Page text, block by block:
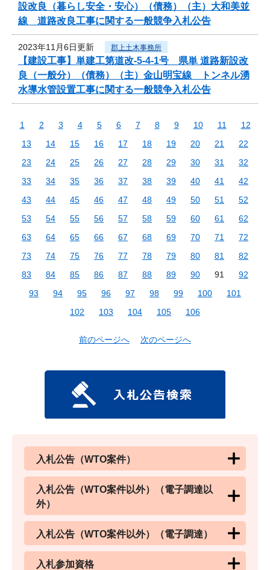
設改良（暮らし安全・安心）（債務）（主）大和美並
線 道路改良工事に関する一般競争入札公告
2023年11月6日更新 郡上土木事務所
【建設工事】単建工第道改-5-4-1号 県単 道路新設改
良（一般分）（債務）（主）金山明宝線 トンネル湧
水導水管設置工事に関する一般競争入札公告
1 2 3 4 5 6 7 8 9 10 11
12
13
14 15 16 17 18 19 20 21
22
23
24 25 26 27 28 29 30 31
32
33
34 35 36 37 38 39 40 41
42
43
44 45 46 47 48 49 50 51
52
53
54 55 56 57 58 59 60 61
62
63
64 65 66 67 68 69 70 71
72
73
74 75 76 77 78 79 80 81
82
83
84 85 86 87 88 89 90 91
92
93
94 95 96 97 98 99 100
101
102
103 104 105 106
前のページへ 次のページへ
入札公告（WTO案件）
入札公告（WTO案件以外）（電子調達以
外）
入札公告（WTO案件以外）（電子調達）
入札参加資格